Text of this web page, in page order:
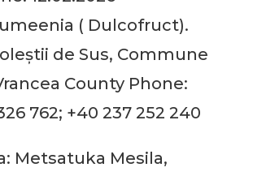
( Dulcofruct).
de Sus, Commune
County Phone:
762; +40 237 252 240
Metsatuka Mesila,